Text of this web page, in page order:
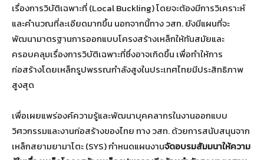
เรื่องการวิบัติเฉพาะที่ (Local Buckling) โดยจะต้องมีการวิเคราะห์
และคำนวณที่ละเอียดมากขึ้น นอกจากนี้ทาง วสท. ยังมีแผนที่จะ
พัฒนามาตรฐานการออกแบบโครงสร้างเหล็กให้ทันสมัยและ
ครอบคลุมเรื่องการวิบัติเฉพาะที่ซึ่งอาจเกิดขึ้น เพื่อทำให้การ
ก่อสร้างโดยเหล็กรูปพรรณกำลังสูงในประเทศไทยมีประสิทธิภาพ
สูงสุด
เพื่อเผยแพร่องค์ความรู้และพัฒนาบุคคลากรในงานออกแบบ
วิศวกรรมและงานก่อสร้างของไทย ทาง วสท. ด้วยการสนับสนุนจาก
เหล็กสยามยามาโตะ (SYS) กำหนดแผนงานจัดอบรมสัมมนาให้ความ